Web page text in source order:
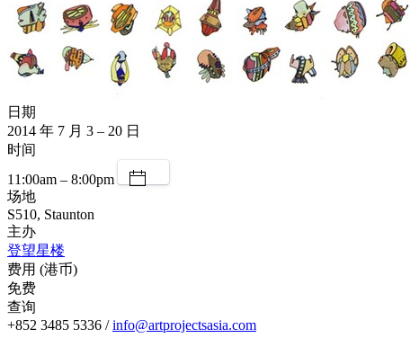
日期
2014 年 7 月 3 – 20 日
时间
11:00am – 8:00pm
场地
S510, Staunton
主办
登望星楼
费用 (港币)
免费
查询
+852 3485 5336 /info@artprojectsasia.com